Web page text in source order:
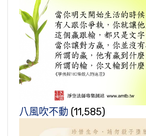
八風吹不動 (11,585)